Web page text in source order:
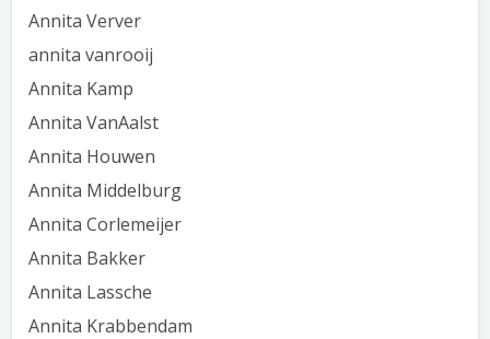
Annita Verver
annita vanrooij
Annita Kamp
Annita VanAalst
Annita Houwen
Annita Middelburg
Annita Corlemeijer
Annita Bakker
Annita Lassche
Annita Krabbendam